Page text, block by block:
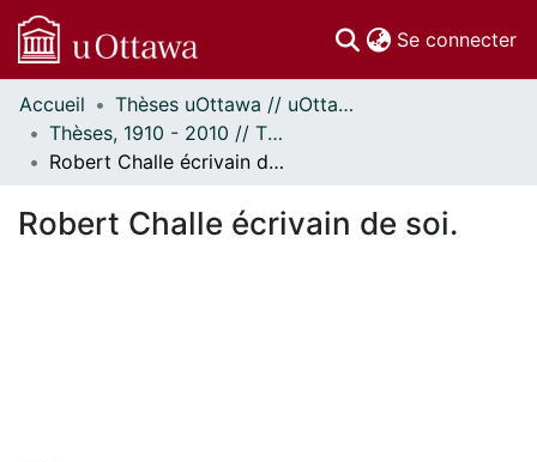
Se connecter
Communautés
et collections
Parcourir
À propos
Accueil
Thèses uOttawa // uOttawa Theses
Thèses, 1910 - 2010 // Theses, 1910 - 2010
Robert Challe écrivain de soi.
Robert Challe écrivain de soi.